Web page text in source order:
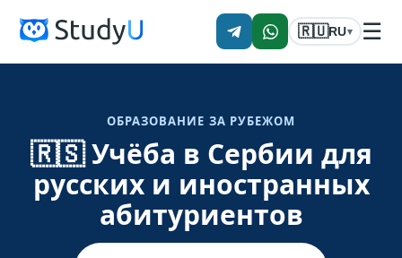
🇷🇺RU▾ ☰
ОБРАЗОВАНИЕ ЗА РУБЕЖОМ
🇷🇸 Учёба в Сербии для
русских и иностранных
абитуриентов